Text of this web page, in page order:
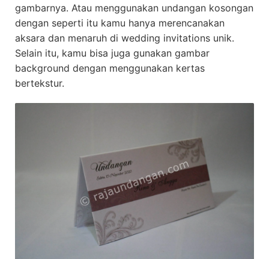
gambarnya. Atau menggunakan undangan kosongan
dengan seperti itu kamu hanya merencanakan
aksara dan menaruh di wedding invitations unik.
Selain itu, kamu bisa juga gunakan gambar
background dengan menggunakan kertas
bertekstur.